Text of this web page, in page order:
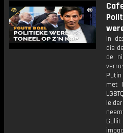
In
die
de
met